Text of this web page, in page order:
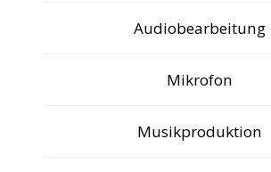
Audiobearbeitung
Mikrofon
Musikproduktion